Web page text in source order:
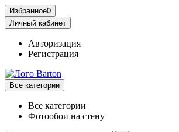
Избранное0
Личный кабинет
Авторизация
Регистрация
Все категории
Все категории
Фотообои на стену